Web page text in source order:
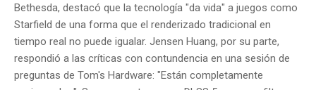
Bethesda, destacó que la tecnología "da vida" a juegos como
Starfield de una forma que el renderizado tradicional en
tiempo real no puede igualar. Jensen Huang, por su parte,
respondió a las críticas con contundencia en una sesión de
preguntas de Tom's Hardware: "Están completamente